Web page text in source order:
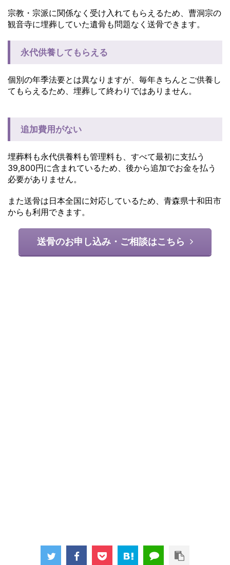
宗教・宗派に関係なく受け入れてもらえるため、曹洞宗の
観音寺に埋葬していた遺骨も問題なく送骨できます。
永代供養してもらえる
個別の年季法要とは異なりますが、毎年きちんとご供養し
てもらえるため、埋葬して終わりではありません。
追加費用がない
埋葬料も永代供養料も管理料も、すべて最初に支払う
39,800円に含まれているため、後から追加でお金を払う
必要がありません。
また送骨は日本全国に対応しているため、青森県十和田市
からも利用できます。
送骨のお申し込み・ご相談はこちら